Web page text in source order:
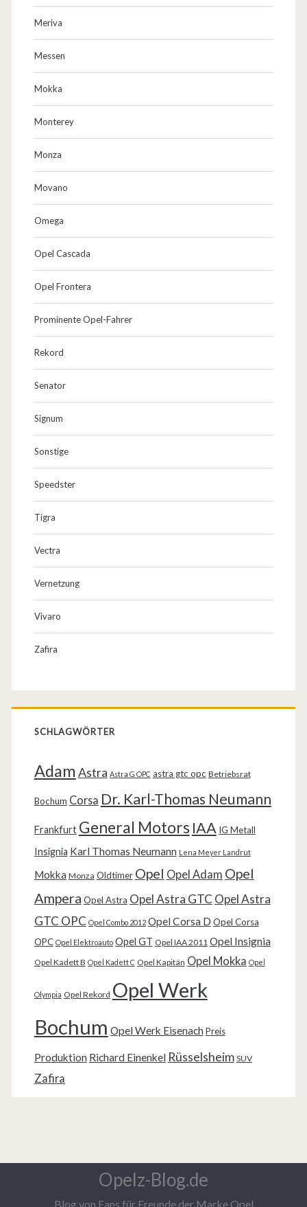
e
Meriva
Messen
Mokka
Monterey
Monza
Movano
Omega
Opel Cascada
Opel Frontera
Prominente Opel-Fahrer
Rekord
Senator
Signum
Sonstige
Speedster
Tigra
Vectra
Vernetzung
Vivaro
Zafira
SCHLAGWÖRTER
AdamAstra Astra G OPC astra gtc opc Betriebsrat
Bochum Corsa Dr. Karl-Thomas Neumann
Frankfurt General Motors IAA IG Metall
Insignia Karl Thomas Neumann Lena Meyer Landrut
Mokka Monza Oldtimer Opel Opel Adam Opel
Ampera Opel Astra Opel Astra GTC Opel Astra
GTC OPC Opel Combo 2012 Opel Corsa D Opel Corsa
OPC Opel Elektroauto Opel GT Opel IAA 2011 Opel Insignia
Opel Kadett B Opel Kadett C Opel Kapitän Opel Mokka Opel
Olympia Opel Rekord Opel Werk
Bochum Opel Werk Eisenach Preis
Produktion Richard Einenkel Rüsselsheim SUV
Zafira
Opelz-Blog.de
Blog von Fans für Freunde der Marke Opel